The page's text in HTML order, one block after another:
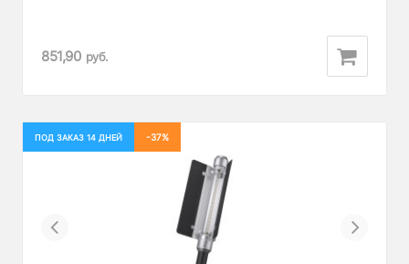
851,90 руб.
ПОД ЗАКАЗ 14 ДНЕЙ -37%
Previous Next